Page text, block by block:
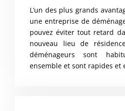
L’un des plus grands
une entreprise de
pouvez éviter tout retard
nouveau lieu de
déménageurs sont
ensemble et sont rapides et